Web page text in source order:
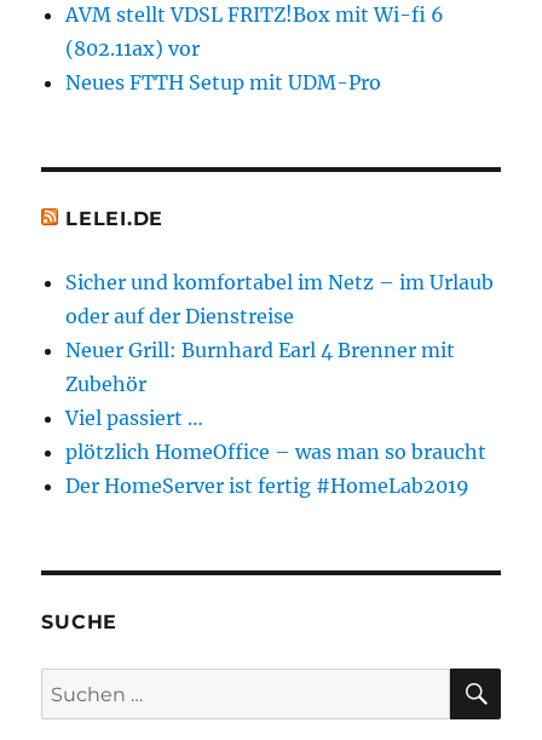
AVM stellt VDSL FRITZ!Box mit Wi-fi 6
(802.11ax) vor
Neues FTTH Setup mit UDM-Pro
LELEI.DE
Sicher und komfortabel im Netz – im Urlaub
oder auf der Dienstreise
Neuer Grill: Burnhard Earl 4 Brenner mit
Zubehör
Viel passiert …
plötzlich HomeOffice – was man so braucht
Der HomeServer ist fertig #HomeLab2019
SUCHE
Suchen
nach: